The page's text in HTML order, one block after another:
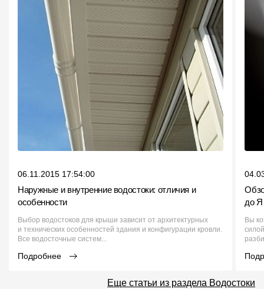
06.11.2015 17:54:00
Наружные и внутренние водостоки: отличия и
особенности
Выбор водостоков для крыши зависит от архитектурных
и технических особенностей здания и конфигурации кровли.
Все водосточные систем...
Подробнее
до Я
Вы
Еще статьи из раздела Водостоки